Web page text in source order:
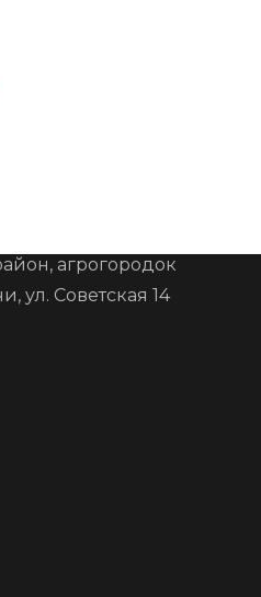
агрогородок
ул. Советская 14